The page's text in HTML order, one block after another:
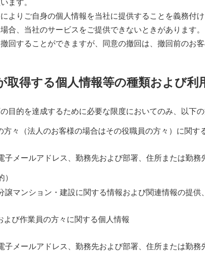
ます。
よりご自身の個人情報を当社に提供することを義務付
合、当社のサービスをご提供できないときがあります
回することができますが、同意の撤回は、撤回前のお
取得する個人情報等の種類および利
目的を達成するために必要な限度においてのみ、以下
方々（法人のお客様の場合はその役職員の方々）に関す
子メールアドレス、勤務先および部署、住所または勤
）
譲マンション・建設に関する情報および関連情報の提
よび作業員の方々に関する個人情報
子メールアドレス、勤務先および部署、住所または勤